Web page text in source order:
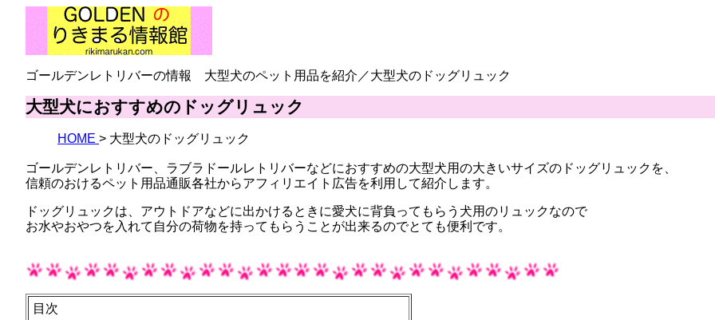
ゴールデンレトリバーの情報 大型犬のペット用品を紹介／大型犬のドッグリュック
大型犬におすすめのドッグリュック
HOME 大型犬のドッグリュック
ゴールデンレトリバー、ラブラドールレトリバーなどにおすすめの大型犬用の大きいサイズのドッグリュックを、
信頼のおけるペット用品通販各社からアフィリエイト広告を利用して紹介します。
ドッグリュックは、アウトドアなどに出かけるときに愛犬に背負ってもらう犬用のリュックなので
お水やおやつを入れて自分の荷物を持ってもらうことが出来るのでとても便利です。
目次